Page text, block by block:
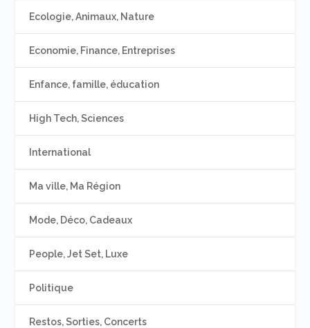
Ecologie, Animaux, Nature
Economie, Finance, Entreprises
Enfance, famille, éducation
High Tech, Sciences
International
Ma ville, Ma Région
Mode, Déco, Cadeaux
People, Jet Set, Luxe
Politique
Restos, Sorties, Concerts